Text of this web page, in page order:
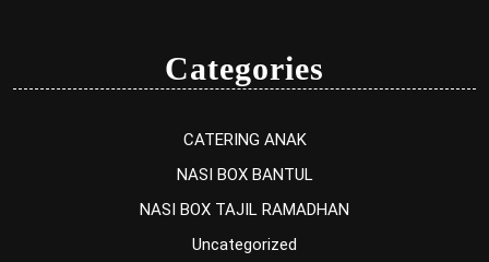
Categories
CATERING ANAK
NASI BOX BANTUL
NASI BOX TAJIL RAMADHAN
Uncategorized